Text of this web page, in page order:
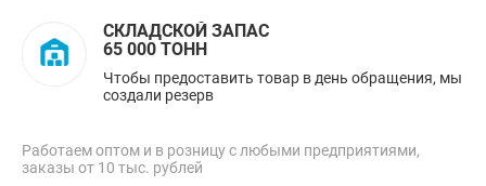
СКЛАДСКОЙ ЗАПАС
65 000 ТОНН
Чтобы предоставить товар в день обращения, мы
создали резерв
Работаем оптом и в розницу с любыми предприятиями,
заказы от 10 тыс. рублей